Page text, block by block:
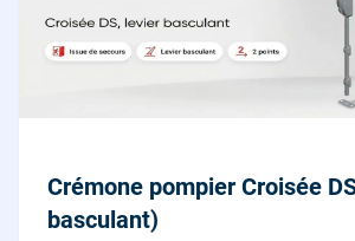
Crémone pompier Croisée
basculant)